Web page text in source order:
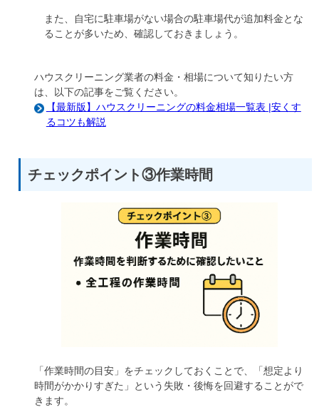
また、自宅に駐車場がない場合の駐車場代が追加料金とな
ることが多いため、確認しておきましょう。
ハウスクリーニング業者の料金・相場について知りたい方
は、以下の記事をご覧ください。
【最新版】ハウスクリーニングの料金相場一覧表 |安くす
るコツも解説
チェックポイント③作業時間
「作業時間の目安」をチェックしておくことで、「想定より
時間がかかりすぎた」という失敗・後悔を回避することがで
きます。